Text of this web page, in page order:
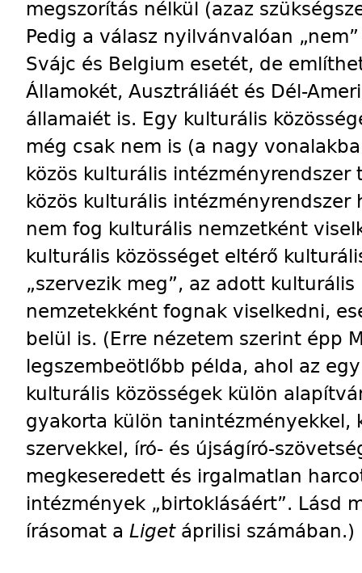
megszorítás nélkül (azaz
Pedig a válasz nyilvánvalóan
Svájc és Belgium esetét, de
Államokét, Ausztráliáét és Dél-
államaiét is. Egy kulturális
még csak nem is (a nagy
közös kulturális
közös kulturális intézményrendszer
nem fog kulturális nemzetként
kulturális közösséget eltérő
„szervezik meg”, az adott
nemzetekként fognak viselkedni,
belül is. (Erre nézetem szerint épp
legszembeötlőbb példa, ahol az
kulturális közösségek külön
gyakorta külön tanintézményekkel,
szervekkel, író- és újságíró-
megkeseredett és irgalmatlan
intézmények „birtoklásáért”. Lásd
írásomat a Ligetáprilisi számában.)